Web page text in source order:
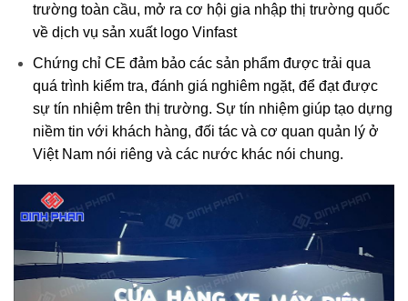
trường toàn cầu, mở ra cơ hội gia nhập thị trường quốc
về dịch vụ sản xuất logo Vinfast
Chứng chỉ CE đảm bảo các sản phẩm được trải qua
quá trình kiểm tra, đánh giá nghiêm ngặt, để đạt được
sự tín nhiệm trên thị trường. Sự tín nhiệm giúp tạo dựng
niềm tin với khách hàng, đối tác và cơ quan quản lý ở
Việt Nam nói riêng và các nước khác nói chung.